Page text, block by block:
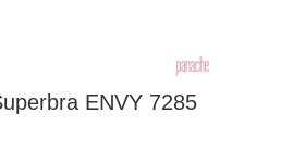
ENVY 7285